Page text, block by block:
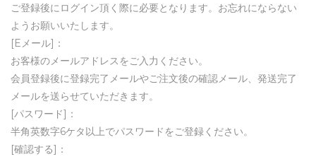
ご登録後にログイン頂く際に必要となります。お忘れにならない
ようお願いいたします。
[Eメール]：
お客様のメールアドレスをご入力ください。
会員登録後に登録完了メールやご注文後の確認メール、発送完了
メールを送らせていただきます。
[パスワード]：
半角英数字6ケタ以上でパスワードをご登録ください。
[確認する]：